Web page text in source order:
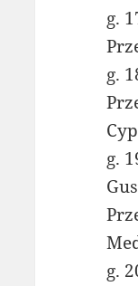
g.
g.
g.
g.